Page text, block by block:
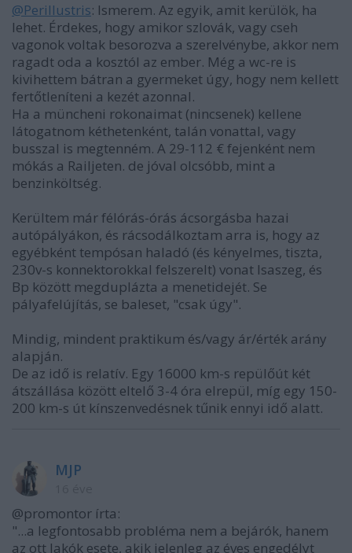
@Perillustris: Ismerem. Az egyik, amit kerülök, ha
lehet. Érdekes, hogy amikor szlovák, vagy cseh
vagonok voltak besorozva a szerelvénybe, akkor nem
ragadt oda a kosztól az ember. Még a wc-re is
kivihettem bátran a gyermeket úgy, hogy nem kellett
fertőtleníteni a kezét azonnal.
Ha a müncheni rokonaimat (nincsenek) kellene
látogatnom kéthetenként, talán vonattal, vagy
busszal is megtenném. A 29-112 € fejenként nem
mókás a Railjeten. de jóval olcsóbb, mint a
benzinköltség.
Kerültem már félórás-órás ácsorgásba hazai
autópályákon, és rácsodálkoztam arra is, hogy az
egyébként tempósan haladó (és kényelmes, tiszta,
230v-s konnektorokkal felszerelt) vonat Isaszeg, és
Bp között megduplázta a menetidejét. Se
pályafelújítás, se baleset, "csak úgy".
Mindig, mindent praktikum és/vagy ár/érték arány
alapján.
De az idő is relatív. Egy 16000 km-s repülőút két
átszállása között eltelő 3-4 óra elrepül, míg egy 150-
200 km-s út kínszenvedésnek tűnik ennyi idő alatt.
MJP
@promontor írta:
"...a legfontosabb probléma nem a bejárók, hanem
az ott lakók esete, akik jelenleg az éves engedélyt